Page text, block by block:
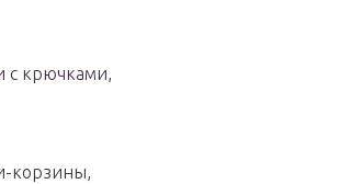
с крючками,
корзины,